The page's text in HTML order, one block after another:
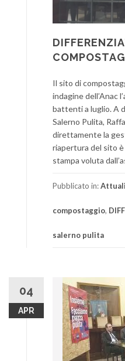
Il sito di
indagine dell’Anac
battenti a luglio. A
Salerno Pulita,
direttamente la
riapertura del sito
stampa voluta
Pubblicato in:
compostaggio,
salerno pulita
04
APR